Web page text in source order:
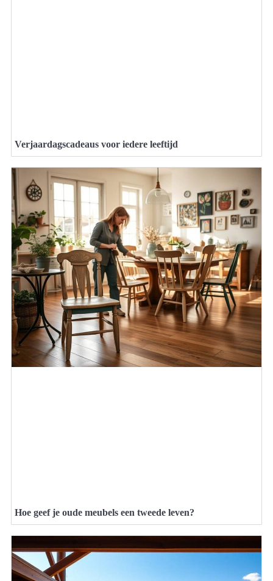
Verjaardagscadeaus voor iedere leeftijd
Hoe geef je oude meubels een tweede leven?